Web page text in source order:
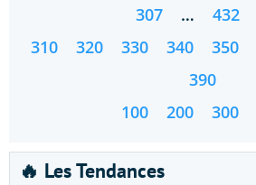
307
… 432
310 320 330 340 350
390
100
200 300
🔥 Les Tendances